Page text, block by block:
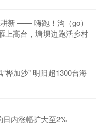
新 —— 嗨跑！沟（go）
上高台，塘坝边跑活乡村
桦加沙” 明阳超1300台海
内涨幅扩大至2%